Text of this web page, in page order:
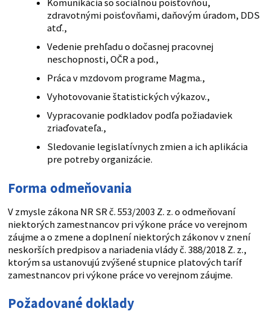
Komunikácia so sociálnou poisťovňou,
zdravotnými poisťovňami, daňovým úradom, DDS
atď.,
Vedenie prehľadu o dočasnej pracovnej
neschopnosti, OČR a pod.,
Práca v mzdovom programe Magma.,
Vyhotovovanie štatistických výkazov.,
Vypracovanie podkladov podľa požiadaviek
zriaďovateľa.,
Sledovanie legislatívnych zmien a ich aplikácia
pre potreby organizácie.
Forma odmeňovania
V zmysle zákona NR SR č. 553/2003 Z. z. o odmeňovaní
niektorých zamestnancov pri výkone práce vo verejnom
záujme a o zmene a doplnení niektorých zákonov v znení
neskorších predpisov a nariadenia vlády č. 388/2018 Z. z.,
ktorým sa ustanovujú zvýšené stupnice platových taríf
zamestnancov pri výkone práce vo verejnom záujme.
Požadované doklady